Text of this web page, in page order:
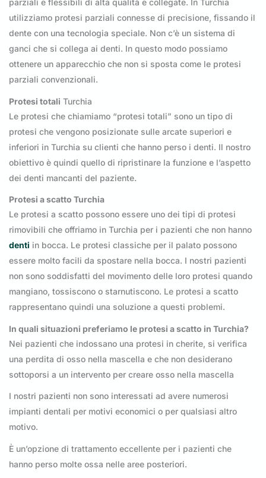
parziali e flessibili di alta qualità e collegate. In Turchia
utilizziamo protesi parziali connesse di precisione, fissando il
dente con una tecnologia speciale. Non c’è un sistema di
ganci che si collega ai denti. In questo modo possiamo
ottenere un apparecchio che non si sposta come le protesi
parziali convenzionali.
Protesi totali Turchia
Le protesi che chiamiamo “protesi totali” sono un tipo di
protesi che vengono posizionate sulle arcate superiori e
inferiori in Turchia su clienti che hanno perso i denti. Il nostro
obiettivo è quindi quello di ripristinare la funzione e l’aspetto
dei denti mancanti del paziente.
Protesi a scatto Turchia
Le protesi a scatto possono essere uno dei tipi di protesi
rimovibili che offriamo in Turchia per i pazienti che non hanno
denti in bocca. Le protesi classiche per il palato possono
essere molto facili da spostare nella bocca. I nostri pazienti
non sono soddisfatti del movimento delle loro protesi quando
mangiano, tossiscono o starnutiscono. Le protesi a scatto
rappresentano quindi una soluzione a questi problemi.
In quali situazioni preferiamo le protesi a scatto in Turchia?
Nei pazienti che indossano una protesi in cherite, si verifica
una perdita di osso nella mascella e che non desiderano
sottoporsi a un intervento per creare osso nella mascella
I nostri pazienti non sono interessati ad avere numerosi
impianti dentali per motivi economici o per qualsiasi altro
motivo.
È un’opzione di trattamento eccellente per i pazienti che
hanno perso molte ossa nelle aree posteriori.